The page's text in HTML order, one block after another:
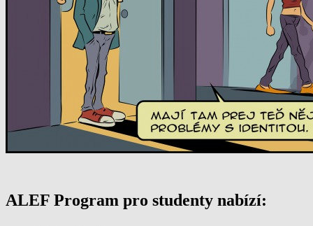
ALEF Program pro studenty nabízí: